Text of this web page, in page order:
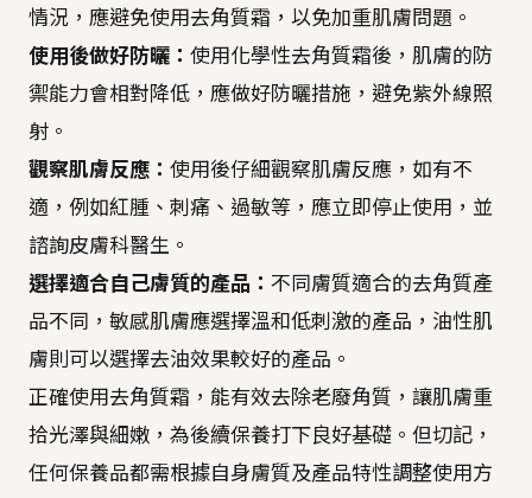
情況，應避免使用去角質霜，以免加重肌膚問題。
使用後做好防曬： 使用化學性去角質霜後，肌膚的防
禦能力會相對降低，應做好防曬措施，避免紫外線照
射。
觀察肌膚反應： 使用後仔細觀察肌膚反應，如有不
適，例如紅腫、刺痛、過敏等，應立即停止使用，並
諮詢皮膚科醫生。
選擇適合自己膚質的產品： 不同膚質適合的去角質產
品不同，敏感肌膚應選擇溫和低刺激的產品，油性肌
膚則可以選擇去油效果較好的產品。
正確使用去角質霜，能有效去除老廢角質，讓肌膚重
拾光澤與細嫩，為後續保養打下良好基礎。但切記，
任何保養品都需根據自身膚質及產品特性調整使用方